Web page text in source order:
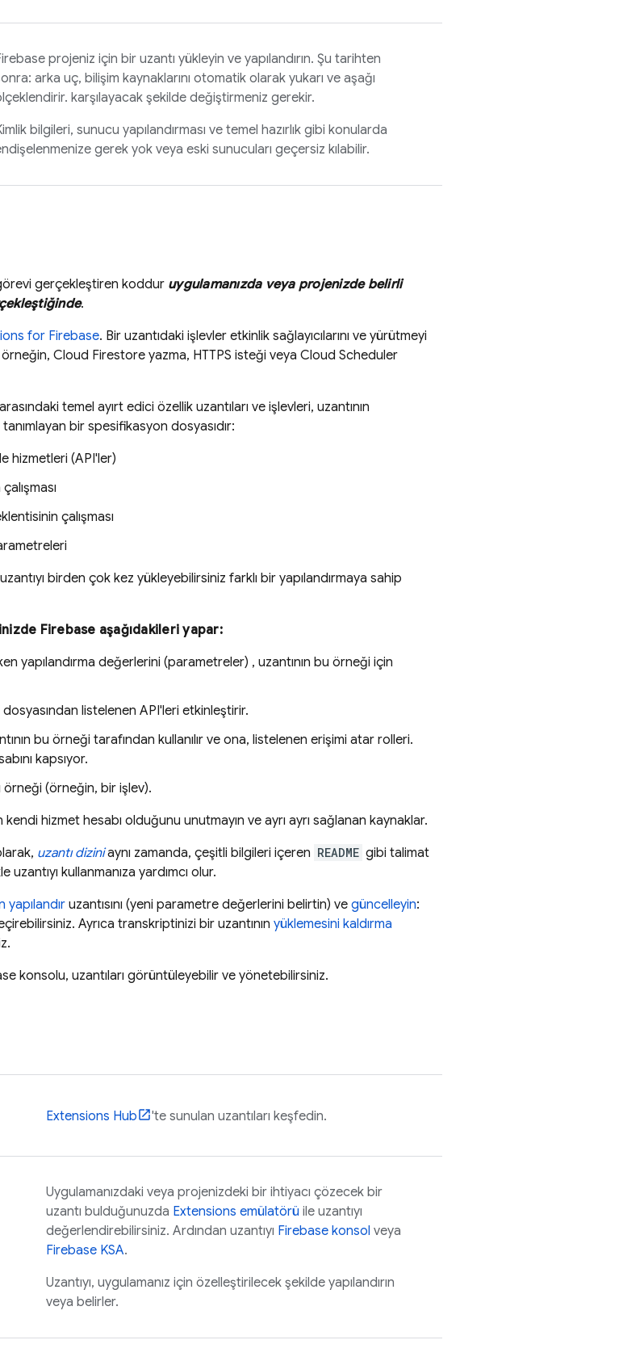
projeniz için bir uzantı yükleyin ve yapılandırın. Şu tarihten
arka uç, bilişim kaynaklarını otomatik olarak yukarı ve aşağı
karşılayacak şekilde değiştirmeniz gerekir.
bilgileri, sunucu yapılandırması ve temel hazırlık gibi konularda
gerek yok veya eski sunucuları geçersiz kılabilir.
gerçekleştiren koddur uygulamanızda veya projenizde belirli
.
for Firebase. Bir uzantıdaki işlevler etkinlik sağlayıcılarını ve yürütmeyi
örneğin, Cloud Firestore yazma, HTTPS isteği veya Cloud Scheduler
temel ayırt edici özellik uzantıları ve işlevleri, uzantının
bir spesifikasyon dosyasıdır:
hizmetleri (API'ler)
çalışması
birden çok kez yükleyebilirsiniz farklı bir yapılandırmaya sahip
Firebase aşağıdakileri yapar:
yapılandırma değerlerini (parametreler) , uzantının bu örneği için
dosyasından listelenen API'leri etkinleştirir.
bu örneği tarafından kullanılır ve ona, listelenen erişimi atar rolleri.
kapsıyor.
örneği (örneğin, bir işlev).
hizmet hesabı olduğunu unutmayın ve ayrı ayrı sağlanan kaynaklar.
uzantı diziniaynı zamanda, çeşitli bilgileri içeren README gibi talimat
kullanmanıza yardımcı olur.
yapılandır uzantısını (yeni parametre değerlerini belirtin) ve güncelleyin:
Ayrıca transkriptinizi bir uzantının yüklemesini kaldırma
konsolu, uzantıları görüntüleyebilir ve yönetebilirsiniz.
Extensions Hub 'te sunulan uzantıları keşfedin.
Uygulamanızdaki veya projenizdeki bir ihtiyacı çözecek bir
uzantı bulduğunuzda Extensions emülatörü ile uzantıyı
değerlendirebilirsiniz. Ardından uzantıyı Firebase konsol veya
Firebase KSA.
Uzantıyı, uygulamanız için özelleştirilecek şekilde yapılandırın
veya belirler.